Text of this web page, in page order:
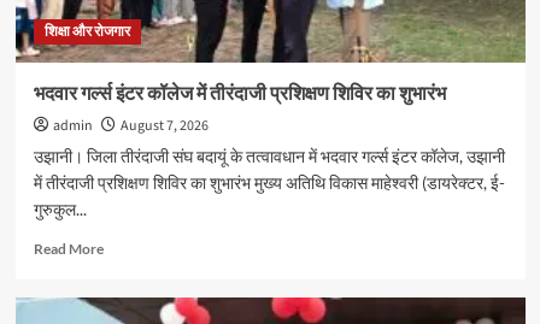
के
साथ
हुआ
शिक्षा और रोजगार
भदवार गर्ल्स इंटर कॉलेज में तीरंदाजी प्रशिक्षण शिविर का शुभारंभ
admin
August 7, 2026
उझानी। जिला तीरंदाजी संघ बदायूं के तत्वावधान में भदवार गर्ल्स इंटर कॉलेज, उझानी
में तीरंदाजी प्रशिक्षण शिविर का शुभारंभ मुख्य अतिथि विकास माहेश्वरी (डायरेक्टर, ई-
गुरुकुल...
Read MoreRead
भदवार